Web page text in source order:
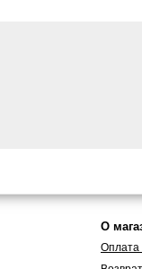
О
Оплата